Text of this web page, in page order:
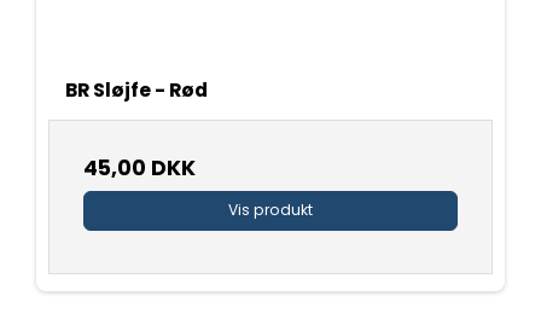
BR Sløjfe - Rød
45,00 DKK
Vis produkt